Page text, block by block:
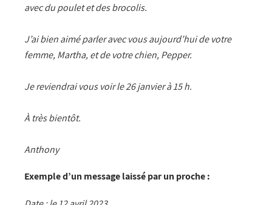
avec du poulet et des brocolis.
J’ai bien aimé parler avec vous aujourd’hui de votre
femme, Martha, et de votre chien, Pepper.
Je reviendrai vous voir le 26 janvier à 15 h.
À très bientôt.
Anthony
Exemple d’un message laissé par un proche :